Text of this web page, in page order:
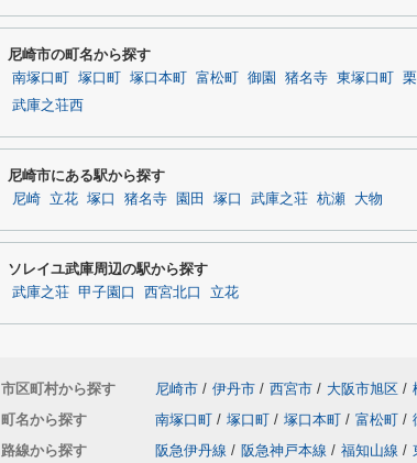
尼崎市の町名から探す
南塚口町 塚口町 塚口本町 富松町 御園 猪名寺 東塚口町 栗
武庫之荘西
尼崎市にある駅から探す
尼崎 立花 塚口 猪名寺 園田 塚口 武庫之荘 杭瀬 大物
ソレイユ武庫周辺の駅から探す
武庫之荘 甲子園口 西宮北口 立花
市区町村から探す 尼崎市 / 伊丹市 / 西宮市 / 大阪市旭区 /
町名から探す
南塚口町 / 塚口町 / 塚口本町 / 富松町 /
路線から探す
阪急伊丹線 / 阪急神戸本線 / 福知山線 /